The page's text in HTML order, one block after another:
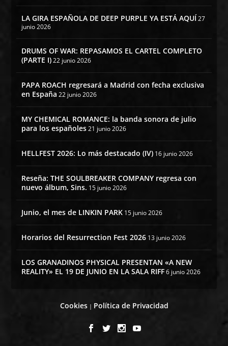
LA GIRA ESPAÑOLA DE DEEP PURPLE YA ESTÁ AQUÍ27
junio 2026
DRUMS OF WAR: REPASAMOS EL CARTEL COMPLETO
(PARTE I) 22 junio 2026
PAPA ROACH regresará a Madrid con fecha exclusiva
en España 22 junio 2026
MY CHEMICAL ROMANCE: la banda sonora de julio
para los españoles 21 junio 2026
HELLFEST 2026: Lo más destacado (IV) 16 junio 2026
Reseña: THE SOULBREAKER COMPANY regresa con
nuevo álbum, Sins. 15 junio 2026
Junio, el mes de LINKIN PARK 15 junio 2026
Horarios del Resurrection Fest 2026 13 junio 2026
LOS GRANADINOS PHYSICAL PRESENTAN «A NEW
REALITY» EL 19 DE JUNIO EN LA SALA RIFF 6 junio 2026
Cookies| Política de Privacidad